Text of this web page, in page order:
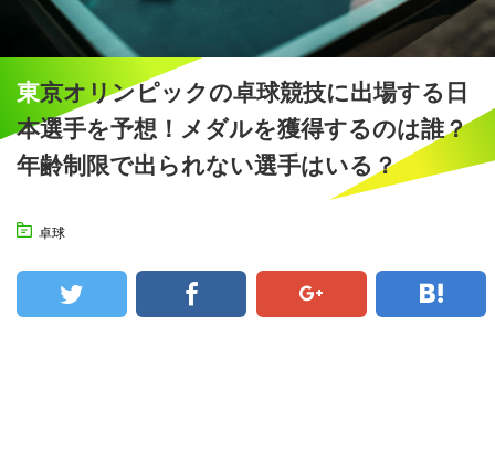
東京オリンピックの卓球競技に出場する日
本選手を予想！メダルを獲得するのは誰？
年齢制限で出られない選手はいる？
卓球